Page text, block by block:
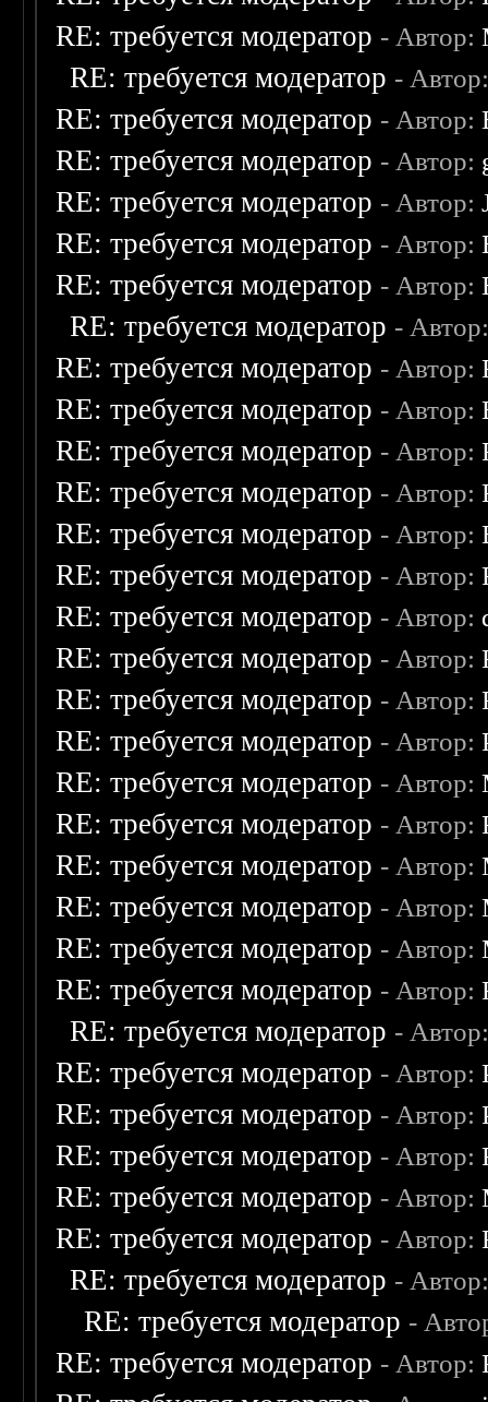
RE: требуется модератор - Автор:
RE: требуется модератор -
RE: требуется модератор - Автор:
RE: требуется модератор - Автор:
RE: требуется модератор - Автор:
RE: требуется модератор - Автор:
RE: требуется модератор - Автор:
RE: требуется модератор -
RE: требуется модератор - Автор:
RE: требуется модератор - Автор:
RE: требуется модератор - Автор:
RE: требуется модератор - Автор:
RE: требуется модератор - Автор:
RE: требуется модератор - Автор:
RE: требуется модератор - Автор:
RE: требуется модератор - Автор:
RE: требуется модератор - Автор:
RE: требуется модератор - Автор:
RE: требуется модератор - Автор:
RE: требуется модератор - Автор:
RE: требуется модератор - Автор:
RE: требуется модератор - Автор:
RE: требуется модератор - Автор:
RE: требуется модератор - Автор:
RE: требуется модератор -
RE: требуется модератор - Автор:
RE: требуется модератор - Автор:
RE: требуется модератор - Автор:
RE: требуется модератор - Автор:
RE: требуется модератор - Автор:
RE: требуется модератор -
RE: требуется модератор -
RE: требуется модератор - Автор: